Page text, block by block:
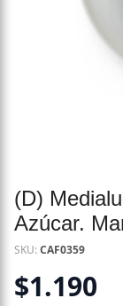
(D)
Azúcar.
SKU:CAF0359
$1.190